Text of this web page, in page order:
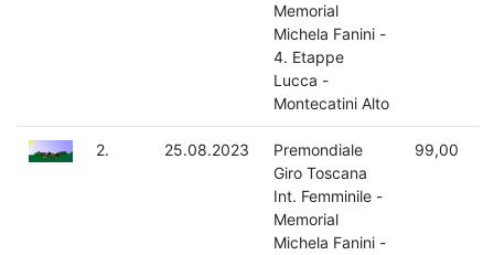
Memorial
Michela Fanini -
4. Etappe
Lucca -
Montecatini Alto
2. 25.08.2023
Premondiale
Giro Toscana
Int. Femminile -
Memorial
Michela Fanini -
99,00